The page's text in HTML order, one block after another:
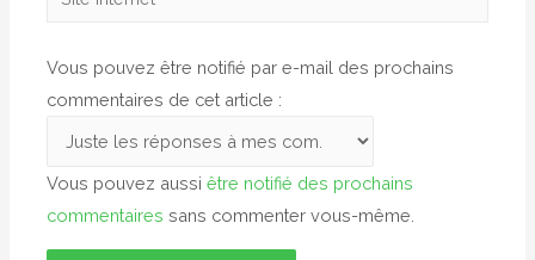
Vous pouvez être notifié par e-mail des prochains
commentaires de cet article :
Vous pouvez aussiêtre notifié des prochains
commentaires sans commenter vous-même.